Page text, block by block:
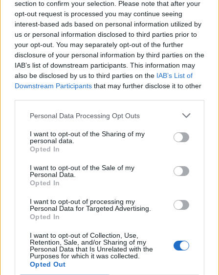
section to confirm your selection. Please note that after your
opt-out request is processed you may continue seeing
interest-based ads based on personal information utilized by
us or personal information disclosed to third parties prior to
your opt-out. You may separately opt-out of the further
disclosure of your personal information by third parties on the
IAB’s list of downstream participants. This information may
also be disclosed by us to third parties on the IAB’s List of
Downstream Participants that may further disclose it to other
Personal Data Processing Opt Outs
I want to opt-out of the Sharing of my
personal data.
Opted In
I want to opt-out of the Sale of my
Personal Data.
Opted In
I want to opt-out of processing my
Personal Data for Targeted Advertising.
Opted In
I want to opt-out of Collection, Use,
Retention, Sale, and/or Sharing of my
Personal Data that Is Unrelated with the
Purposes for which it was collected.
Opted Out
Ruch ten nie zaskoczy chyba nikogo, publicznie
wiadomo było bowiem, że w lipcu wygasają umowy
obecnych reprezentantów SK. Wobec tego niemieccy
włodarze mieli rozpocząć poszukiwania potencjalnej
opcji rezerwowej i znaleźli ją w osobie właśnie NTC,
gdzie znajdziemy m.in. byłych graczy Immortals i
Luminosity Gaming. Co więcej, jak podaje DeKay,
organizacja miała już pozyskać nowy skład, mimo że
które SK otrzymało bezpośrednie zaproszenie.
Możliwe, że awans na tą imprezę uzyska także Não
Tem Como, które już za kilka dni podejmie FURIA
eSports w finale południowoamerykańskich eliminacji.
Niemniej na uwadze należy mieć regulamin ESL, który
zabrania jednemu podmiotowi posiadania więcej niż
jednej drużyny na danej imprezie, więc jeśli plotki o
podpisaniu kontraktów okażą się prawdą, sytuacja się
skomplikuje. Wówczas jedną z możliwości będzie
przedwczesne rozstanie z ekipą Gabriela "FalleNa"
Toledo, która miałaby przejść pod banderę mibr, ale
nie wiadomo czy rzeczywiście wchodziłoby to w grę.